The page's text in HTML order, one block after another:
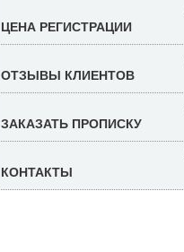
ЦЕНА РЕГИСТРАЦИИ
ОТЗЫВЫ КЛИЕНТОВ
ЗАКАЗАТЬ ПРОПИСКУ
КОНТАКТЫ